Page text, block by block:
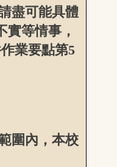
盡可能具體
等情事，
業要點第5
圍內，本校